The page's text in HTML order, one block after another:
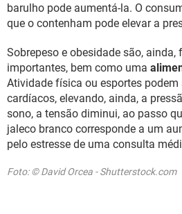
barulho pode aumentá-la. O
que o contenham pode elevar a
Sobrepeso e obesidade são, ainda,
importantes, bem como uma
Atividade física ou esportes
cardíacos, elevando, ainda, a
sono, a tensão diminui, ao passo
jaleco branco corresponde a um
pelo estresse de uma consulta
Foto: © David Orcea - Shutterstock.com